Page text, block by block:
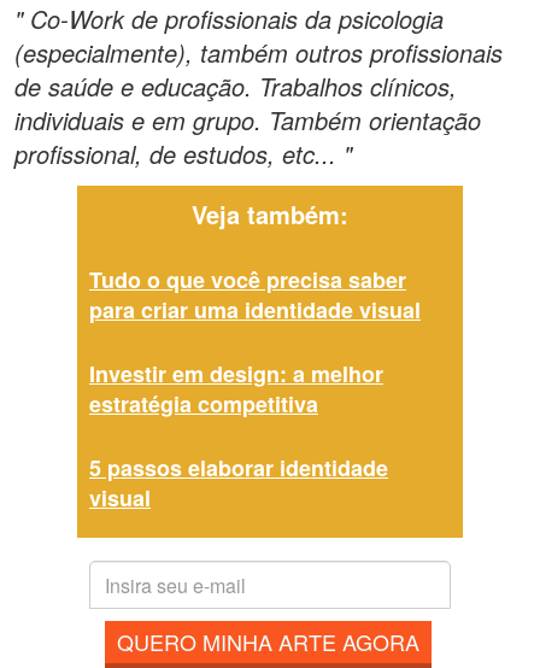
" Co-Work de profissionais da psicologia
(especialmente), também outros profissionais
de saúde e educação. Trabalhos clínicos,
individuais e em grupo. Também orientação
profissional, de estudos, etc... "
Veja também:
Tudo o que você precisa saber
para criar uma identidade visual
Investir em design: a melhor
estratégia competitiva
5 passos elaborar identidade
visual
QUERO MINHA ARTE AGORA